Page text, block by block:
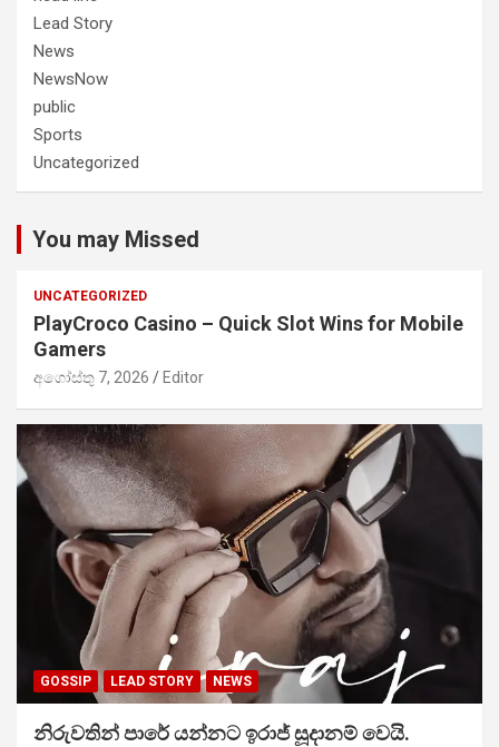
Lead Story
News
NewsNow
public
Sports
Uncategorized
You may Missed
UNCATEGORIZED
PlayCroco Casino – Quick Slot Wins for Mobile
Gamers
අගෝස්තු 7, 2026 Editor
GOSSIP LEAD STORY NEWS
නිරුවතින් පාරේ යන්නට ඉරාජ් සූදානම් වෙයි.